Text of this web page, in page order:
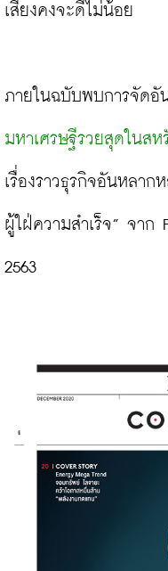
เสี่ยงคงจะดีไม่น้อย
ภายในฉบับพบการจัดอั
มหาเศรษฐีรวยสุดในสห
เรื่องราวธุรกิจอันหลาก
ผู้ใฝ่ความสำเร็จ” จาก
2563